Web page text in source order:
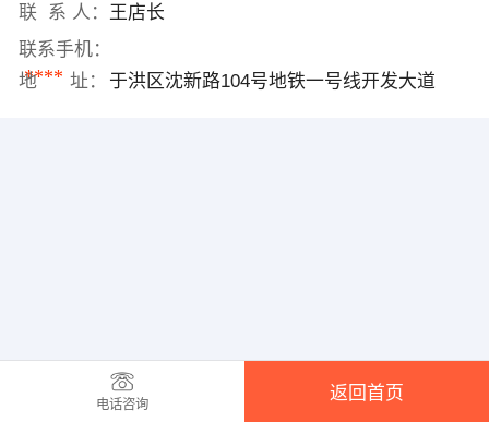
联 系 人： 王店长
联系手机：
****
地 址： 于洪区沈新路104号地铁一号线开发大道
电话咨询
返回首页